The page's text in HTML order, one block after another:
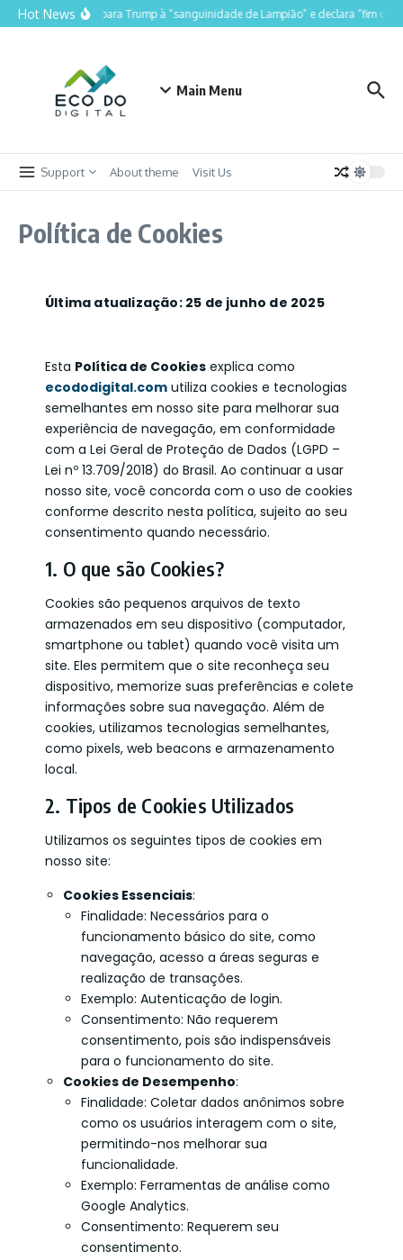
Hot NewsLula compara Trump à “sanguinidade de Lampião” e declara “fim do
Main Menu
Support About theme Visit Us
Política de Cookies
Última atualização: 25 de junho de 2025
Esta Política de Cookies explica como
ecododigital.com utiliza cookies e tecnologias
semelhantes em nosso site para melhorar sua
experiência de navegação, em conformidade
com a Lei Geral de Proteção de Dados (LGPD –
Lei nº 13.709/2018) do Brasil. Ao continuar a usar
nosso site, você concorda com o uso de cookies
conforme descrito nesta política, sujeito ao seu
consentimento quando necessário.
1. O que são Cookies?
Cookies são pequenos arquivos de texto
armazenados em seu dispositivo (computador,
smartphone ou tablet) quando você visita um
site. Eles permitem que o site reconheça seu
dispositivo, memorize suas preferências e colete
informações sobre sua navegação. Além de
cookies, utilizamos tecnologias semelhantes,
como pixels, web beacons e armazenamento
local.
2. Tipos de Cookies Utilizados
Utilizamos os seguintes tipos de cookies em
nosso site:
Cookies Essenciais:
Finalidade: Necessários para o
funcionamento básico do site, como
navegação, acesso a áreas seguras e
realização de transações.
Exemplo: Autenticação de login.
Consentimento: Não requerem
consentimento, pois são indispensáveis
para o funcionamento do site.
Cookies de Desempenho:
Finalidade: Coletar dados anônimos sobre
como os usuários interagem com o site,
permitindo-nos melhorar sua
funcionalidade.
Exemplo: Ferramentas de análise como
Google Analytics.
Consentimento: Requerem seu
consentimento.